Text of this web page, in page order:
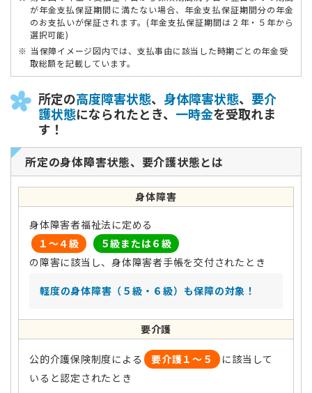
が年金支払保証期間に満たない場合、年金支払保証期間分の年金
のお支払いが保証されます。(年金支払保証期間は２年・５年から
選択可能)
当保障イメージ図内では、支払事由に該当した時期ごとの年金受
取総額を記載しています。
所定の高度障害状態、 身体障害状態、 要介
護状態になられたとき、 一時金を受取れま
す！
所定の身体障害状態、要介護状態とは
身体障害
身体障害者福祉法に定める
１〜４級
５級または６級
の障害に該当し、身体障害者手帳を交付されたとき
軽度の身体障害（５級・６級）も保障の対象！
要介護
公的介護保険制度による 要介護１〜５
に該当して
いると認定されたとき